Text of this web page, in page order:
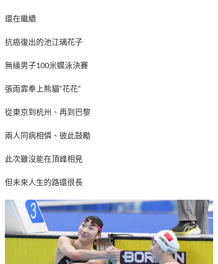
還在繼續
抗癌復出的池江璃花子
無緣男子100米蝶泳決賽
張雨霏奉上熊貓“花花”
從東京到杭州、再到巴黎
兩人同病相憐、彼此鼓勵
此次雖沒能在頂峰相見
但未來人生的路還很長